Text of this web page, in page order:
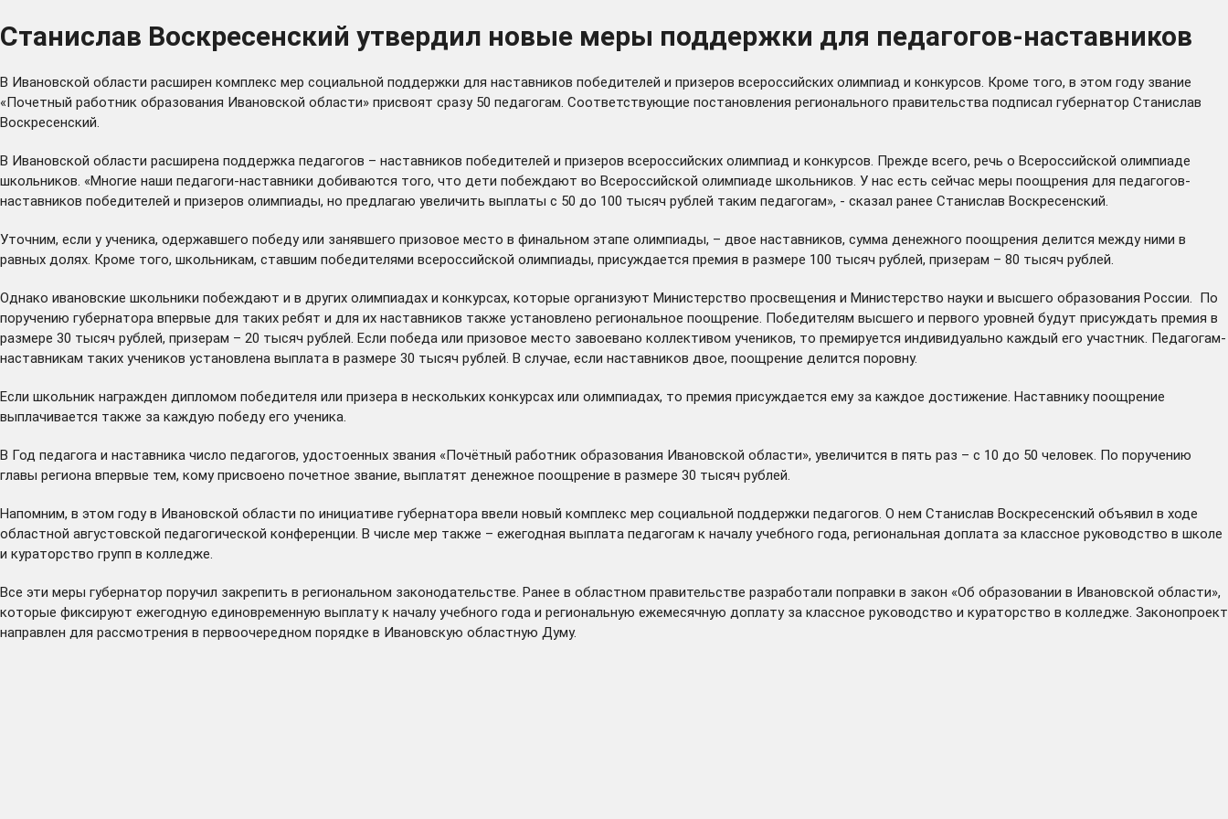
Станислав Воскресенский утвердил новые меры поддержки для педагогов-наставников
В Ивановской области расширен комплекс мер социальной поддержки для наставников победителей и призеров всероссийских олимпиад и конкурсов. Кроме того, в этом году звание
«Почетный работник образования Ивановской области» присвоят сразу 50 педагогам. Соответствующие постановления регионального правительства подписал губернатор Станислав
Воскресенский.
В Ивановской области расширена поддержка педагогов – наставников победителей и призеров всероссийских олимпиад и конкурсов. Прежде всего, речь о Всероссийской олимпиаде
школьников. «Многие наши педагоги-наставники добиваются того, что дети побеждают во Всероссийской олимпиаде школьников. У нас есть сейчас меры поощрения для педагогов-
наставников победителей и призеров олимпиады, но предлагаю увеличить выплаты с 50 до 100 тысяч рублей таким педагогам», - сказал ранее Станислав Воскресенский.
Уточним, если у ученика, одержавшего победу или занявшего призовое место в финальном этапе олимпиады, – двое наставников, сумма денежного поощрения делится между ними в
равных долях. Кроме того, школьникам, ставшим победителями всероссийской олимпиады, присуждается премия в размере 100 тысяч рублей, призерам – 80 тысяч рублей.
Однако ивановские школьники побеждают и в других олимпиадах и конкурсах, которые организуют Министерство просвещения и Министерство науки и высшего образования России. По
поручению губернатора впервые для таких ребят и для их наставников также установлено региональное поощрение. Победителям высшего и первого уровней будут присуждать премия в
размере 30 тысяч рублей, призерам – 20 тысяч рублей. Если победа или призовое место завоевано коллективом учеников, то премируется индивидуально каждый его участник. Педагогам-
наставникам таких учеников установлена выплата в размере 30 тысяч рублей. В случае, если наставников двое, поощрение делится поровну.
Если школьник награжден дипломом победителя или призера в нескольких конкурсах или олимпиадах, то премия присуждается ему за каждое достижение. Наставнику поощрение
выплачивается также за каждую победу его ученика.
В Год педагога и наставника число педагогов, удостоенных звания «Почётный работник образования Ивановской области», увеличится в пять раз – с 10 до 50 человек. По поручению
главы региона впервые тем, кому присвоено почетное звание, выплатят денежное поощрение в размере 30 тысяч рублей.
Напомним, в этом году в Ивановской области по инициативе губернатора ввели новый комплекс мер социальной поддержки педагогов. О нем Станислав Воскресенский объявил в ходе
областной августовской педагогической конференции. В числе мер также – ежегодная выплата педагогам к началу учебного года, региональная доплата за классное руководство в школе
и кураторство групп в колледже.
Все эти меры губернатор поручил закрепить в региональном законодательстве. Ранее в областном правительстве разработали поправки в закон «Об образовании в Ивановской области»,
которые фиксируют ежегодную единовременную выплату к началу учебного года и региональную ежемесячную доплату за классное руководство и кураторство в колледже. Законопроект
направлен для рассмотрения в первоочередном порядке в Ивановскую областную Думу.